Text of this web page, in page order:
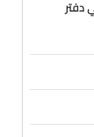
دفتر